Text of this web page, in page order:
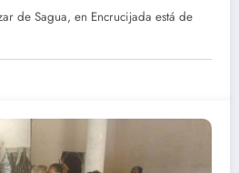
de Sagua, en Encrucijada está de